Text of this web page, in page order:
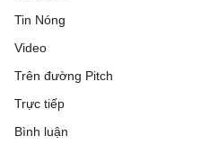
Tin Nóng
Video
Trên đường Pitch
Trực tiếp
Bình luận